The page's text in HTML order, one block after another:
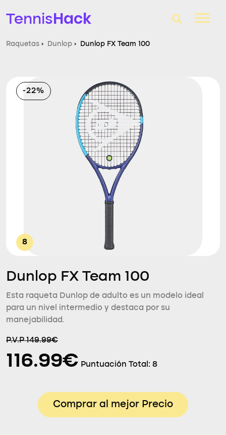
TennisHack
Raquetas de tenis
Zapatillas
Comparador
Consultorio
Raquetas › Dunlop › Dunlop FX Team 100
-22%
8
Dunlop FX Team 100
Esta raqueta Dunlop de adulto es un modelo ideal
para un nivel intermedio y destaca por su
manejabilidad.
P.V.P 149.99€
116.99€ Puntuación Total: 8
Comprar al mejor Precio